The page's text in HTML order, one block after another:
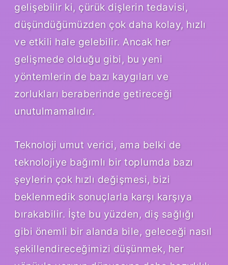
gelişebilir ki, çürük dişlerin tedavisi,
düşündüğümüzden çok daha kolay, hızlı
ve etkili hale gelebilir. Ancak her
gelişmede olduğu gibi, bu yeni
yöntemlerin de bazı kaygıları ve
zorlukları beraberinde getireceği
unutulmamalıdır.
Teknoloji umut verici, ama belki de
teknolojiye bağımlı bir toplumda bazı
şeylerin çok hızlı değişmesi, bizi
beklenmedik sonuçlarla karşı karşıya
bırakabilir. İşte bu yüzden, diş sağlığı
gibi önemli bir alanda bile, geleceği nasıl
şekillendireceğimizi düşünmek, her